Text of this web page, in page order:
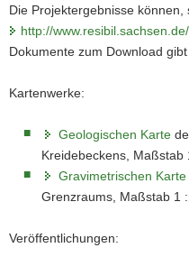
Die Projektergebnisse
http://
Dokumente zum Download
Kartenwerke:
Geologischen Karte
Kreidebeckens, Maßstab
Gravimetrischen Karte
Grenzraums, Maßstab 1
Veröffentlichungen: